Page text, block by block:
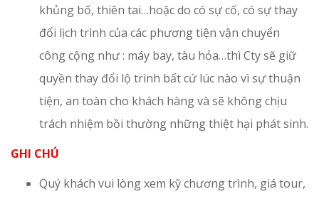
khủng bố, thiên tai…hoặc do có sự cố, có sự thay
đổi lịch trình của các phương tiện vận chuyển
công cộng như : máy bay, tàu hỏa…thì Cty sẽ giữ
quyền thay đổi lộ trình bất cứ lúc nào vì sự thuận
tiện, an toàn cho khách hàng và sẽ không chịu
trách nhiệm bồi thường những thiệt hại phát sinh.
GHI CHÚ
Quý khách vui lòng xem kỹ chương trình, giá tour,